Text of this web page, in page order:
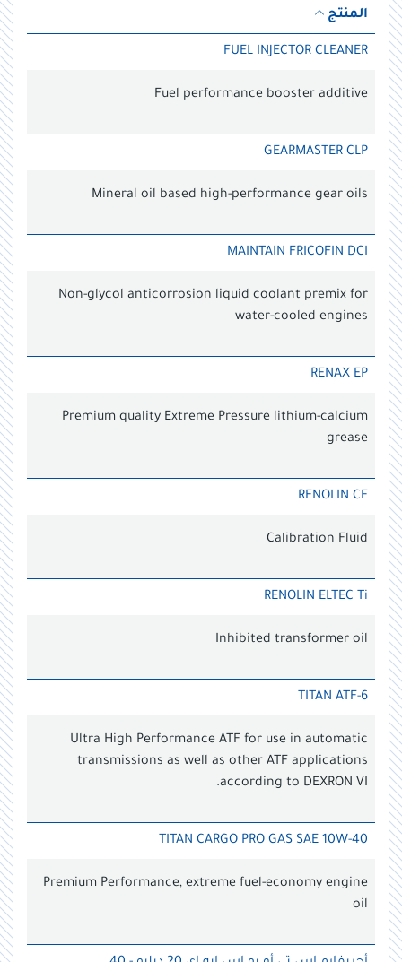
المنتج
FUEL INJECTOR CLEANER
Fuel performance booster additive
GEARMASTER CLP
Mineral oil based high-performance gear oils
MAINTAIN FRICOFIN DCI
Non-glycol anticorrosion liquid coolant premix for
water-cooled engines
RENAX EP
Premium quality Extreme Pressure lithium-calcium
grease
RENOLIN CF
Calibration Fluid
RENOLIN ELTEC Ti
Inhibited transformer oil
TITAN ATF-6
Ultra High Performance ATF for use in automatic
transmissions as well as other ATF applications
according to DEXRON VI.
TITAN CARGO PRO GAS SAE 10W-40
Premium Performance, extreme fuel-economy engine
oil